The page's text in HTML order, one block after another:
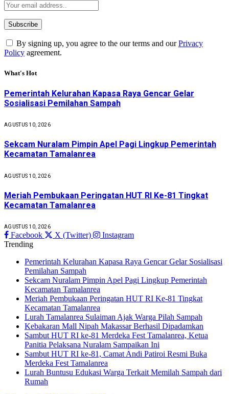
By signing up, you agree to the our terms and ourPrivacy
Policy agreement.
What's Hot
Pemerintah Kelurahan Kapasa Raya Gencar Gelar
Sosialisasi Pemilahan Sampah
AGUSTUS 10, 2026
Sekcam Nuralam Pimpin Apel Pagi Lingkup Pemerintah
Kecamatan Tamalanrea
AGUSTUS 10, 2026
Meriah Pembukaan Peringatan HUT RI Ke-81 Tingkat
Kecamatan Tamalanrea
AGUSTUS 10, 2026
Facebook X (Twitter)
Instagram
Trending
Pemerintah Kelurahan Kapasa Raya Gencar Gelar Sosialisasi
Pemilahan Sampah
Sekcam Nuralam Pimpin Apel Pagi Lingkup Pemerintah
Kecamatan Tamalanrea
Meriah Pembukaan Peringatan HUT RI Ke-81 Tingkat
Kecamatan Tamalanrea
Lurah Tamalanrea Sulaiman Ajak Warga Pilah Sampah
Kebakaran Mall Nipah Makassar Berhasil Dipadamkan
Sambut HUT RI ke-81 Merdeka Fest Tamalanrea, Ketua
Panitia Pelaksana Nuralam Sampaikan Ini
Sambut HUT RI ke-81, Camat Andi Patiroi Resmi Buka
Merdeka Fest Tamalanrea
Lurah Buntusu Edukasi Warga Terkait Memilah Sampah dari
Rumah